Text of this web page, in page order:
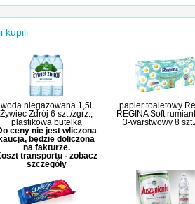
kupili
woda niegazowana 1,5l
Żywiec Zdrój 6 szt./zgrz.,
plastikowa butelka
ceny nie jest wliczona
będzie doliczona
na fakturze.
transportu - zobacz
szczegóły
papier toaletowy
REGINA Soft
3-warstwowy 8